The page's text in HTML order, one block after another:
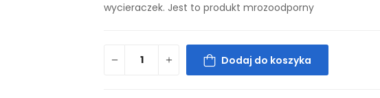
wycieraczek. Jest to produkt mrozoodporny
Dodaj do koszyka